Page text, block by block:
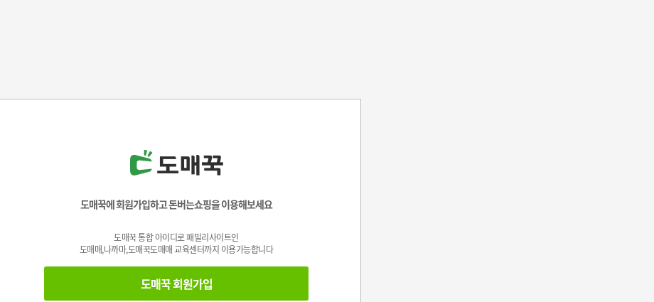
도매꾹에 회원가입하고 돈버는쇼핑을 이용해보세요
도매꾹 통합 아이디로 패밀리사이트인
도매매,나까마,도매꾹도매매 교육센터까지 이용가능합니다
도매꾹 회원가입